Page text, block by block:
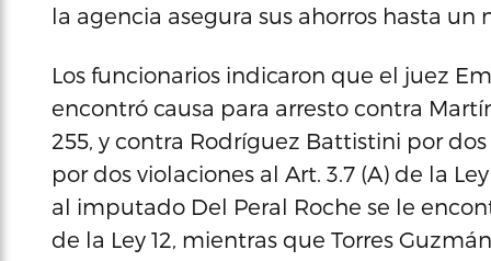
la agencia asegura sus ahorros hasta
Los funcionarios indicaron que el juez
encontró causa para arresto contra
255, y contra Rodríguez Battistini por
por dos violaciones al Art. 3.7 (A) de la
al imputado Del Peral Roche se le
de la Ley 12, mientras que Torres